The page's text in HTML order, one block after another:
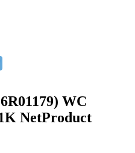
WC
NetProduct